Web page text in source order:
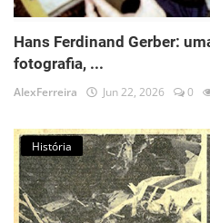
Hans Ferdinand Gerber:
fotografia, ...
AlexFerreira Jun 22, 2026 0
História